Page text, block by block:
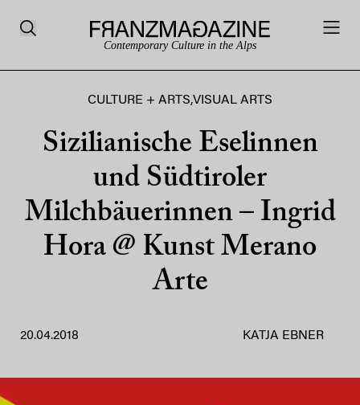
Contemporary Culture in the Alps
CULTURE + ARTS,VISUAL ARTS
Sizilianische Eselinnen
und Südtiroler
Milchbäuerinnen – Ingrid
Hora @ Kunst Merano
Arte
20.04.2018 KATJA EBNER